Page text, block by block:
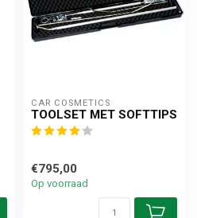
CAR COSMETICS
TOOLSET MET SOFTTIPS
€795,00
Op voorraad